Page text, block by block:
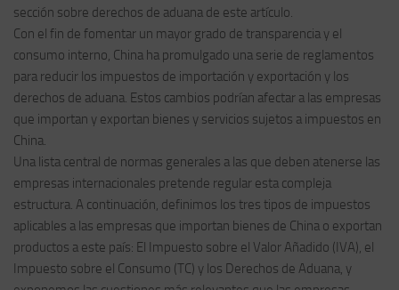
sección sobre derechos de aduana de este artículo.
Con el fin de fomentar un mayor grado de transparencia y el
consumo interno, China ha promulgado una serie de reglamentos
para reducir los impuestos de importación y exportación y los
derechos de aduana. Estos cambios podrían afectar a las empresas
que importan y exportan bienes y servicios sujetos a impuestos en
China.
Una lista central de normas generales a las que deben atenerse las
empresas internacionales pretende regular esta compleja
estructura. A continuación, definimos los tres tipos de impuestos
aplicables a las empresas que importan bienes de China o exportan
productos a este país: El Impuesto sobre el Valor Añadido (IVA), el
Impuesto sobre el Consumo (TC) y los Derechos de Aduana, y